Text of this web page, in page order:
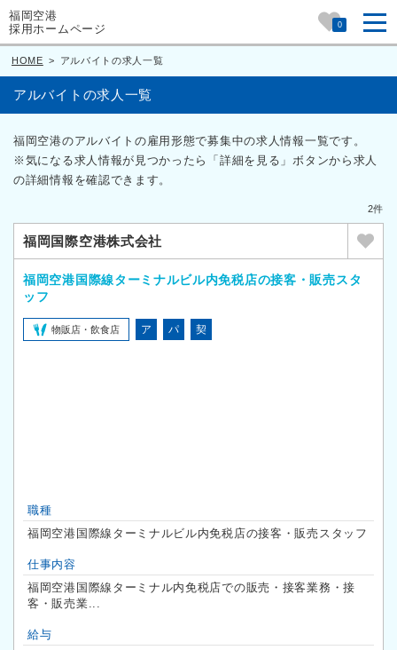
福岡空港
採用ホームページ
0
HOME > アルバイトの求人一覧
アルバイトの求人一覧
福岡空港のアルバイトの雇用形態で募集中の求人情報一覧です。
※気になる求人情報が見つかったら「詳細を見る」ボタンから求人
の詳細情報を確認できます。
2件
福岡国際空港株式会社
福岡空港国際線ターミナルビル内免税店の接客・販売スタ
ッフ
物販店・飲食店 ア パ 契
職種
福岡空港国際線ターミナルビル内免税店の接客・販売スタッフ
仕事内容
福岡空港国際線ターミナル内免税店での販売・接客業務・接
客・販売業...
給与